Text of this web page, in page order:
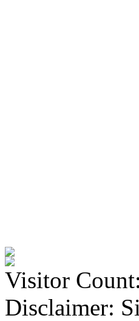
Visitor
Disclaimer: